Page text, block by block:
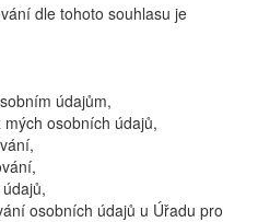
dle tohoto souhlasu je
údajům,
osobních údajů,
osobních údajů u Úřadu pro